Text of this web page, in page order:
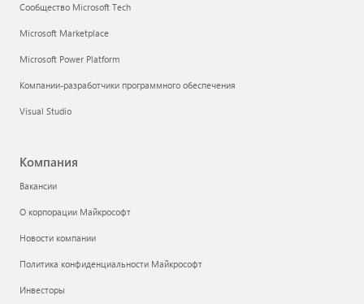
Сообщество Microsoft Tech
Microsoft Marketplace
Microsoft Power Platform
Компании-разработчики программного обеспечения
Visual Studio
Компания
Вакансии
О корпорации Майкрософт
Новости компании
Политика конфиденциальности Майкрософт
Инвесторы